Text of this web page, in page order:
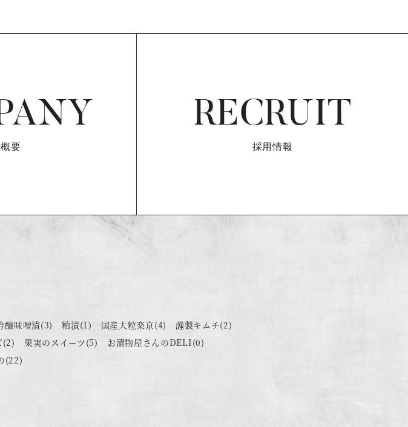
要
RECRUIT
採用情報
醸味噌漬(3) 粕漬(1) 国産大粒楽京(4) 謹製キムチ(2)
(2) 果実のスイーツ (5) お漬物屋さんのDELI(0)
(22)